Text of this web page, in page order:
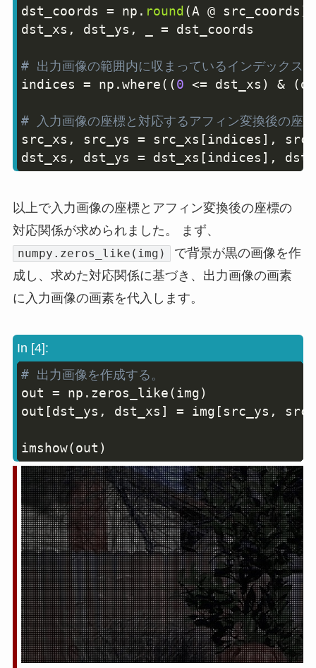
dst_coords = np . round (A @ src_coords )
dst_xs , dst_ys , = dst_coords
# 出力画像の範囲内に収まっているインデックス
indices = np .where( (0 <= dst_xs ) & (
# 入力画像の座標と対応するアフィン変換後の座標
src_xs , src_ys = src_xs [indices ] ,
dst_xs , dst_ys = dst_xs [indices ] ,
以上で入力画像の座標とアフィン変換後の座標の
対応関係が求められました。 まず、
numpy.zeros_like(img)
で背景が黒の画像を作
成し、求めた対応関係に基づき、出力画像の画素
に入力画像の画素を代入します。
In [4]:
# 出力画像を作成する。
out = np . zeros_like(img)
out [dst_ys , dst_xs ] = img [src_ys ,
imshow(out )